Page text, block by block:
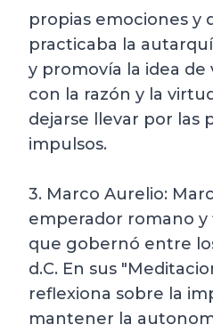
propias emociones y
practicaba la
y promovía la idea de
con la razón y la
dejarse llevar por las
impulsos.
3. Marco Aurelio:
emperador romano y
que gobernó entre
d.C. En sus
reflexiona sobre la
mantener la